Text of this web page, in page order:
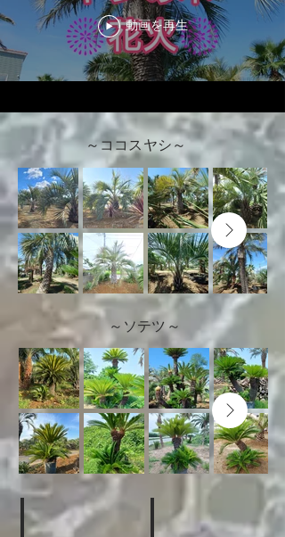
動画を再生
～ココスヤシ～
～ソテツ～